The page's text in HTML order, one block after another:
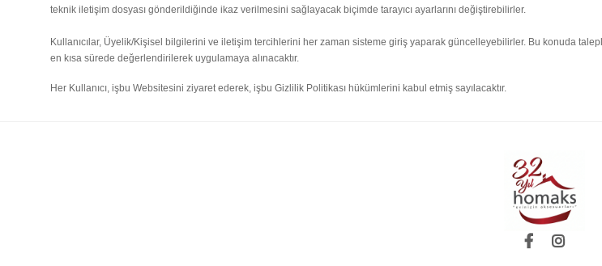
teknik iletişim dosyası gönderildiğinde ikaz verilmesini sağlayacak biçimde tarayıcı ayarlarını değiştirebilirler.
Kullanıcılar, Üyelik/Kişisel bilgilerini ve iletişim tercihlerini her zaman sisteme giriş yaparak güncelleyebilirler. Bu konuda
en kısa sürede değerlendirilerek uygulamaya alınacaktır.
Her Kullanıcı, işbu Websitesini ziyaret ederek, işbu Gizlilik Politikası hükümlerini kabul etmiş sayılacaktır.